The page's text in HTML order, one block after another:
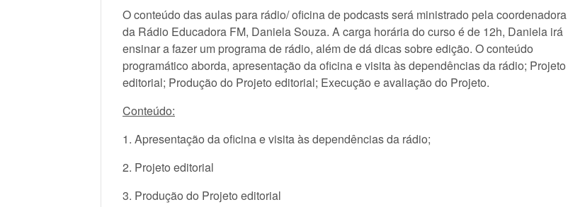
O conteúdo das aulas para rádio/ oficina de podcasts será ministrado pela coordenadora
da Rádio Educadora FM, Daniela Souza. A carga horária do curso é de 12h, Daniela irá
ensinar a fazer um programa de rádio, além de dá dicas sobre edição. O conteúdo
programático aborda, apresentação da oficina e visita às dependências da rádio; Projeto
editorial; Produção do Projeto editorial; Execução e avaliação do Projeto.
Conteúdo:
1. Apresentação da oficina e visita às dependências da rádio;
2. Projeto editorial
3. Produção do Projeto editorial